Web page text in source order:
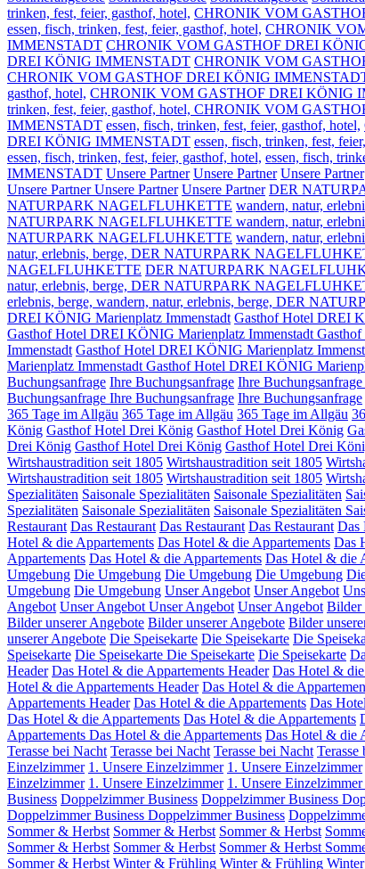
trinken, fest, feier, gasthof, hotel, CHRONIK VOM
essen, fisch, trinken, fest, feier, gasthof, hotel, CHRONIK
IMMENSTADT CHRONIK VOM GASTHOF DREI KÖNIG
DREI KÖNIG IMMENSTADT CHRONIK VOM
CHRONIK VOM GASTHOF DREI KÖNIG
gasthof, hotel, CHRONIK VOM GASTHOF DREI KÖNIG
trinken, fest, feier, gasthof, hotel, CHRONIK VOM
IMMENSTADT essen, fisch, trinken, fest, feier, gasthof, hotel,
DREI KÖNIG IMMENSTADT essen, fisch, trinken, fest,
essen, fisch, trinken, fest, feier, gasthof, hotel, essen, fisch,
IMMENSTADT Unsere Partner Unsere Partner Unsere Partner
Unsere PartnerUnsere Partner Unsere Partner DER
NATURPARK NAGELFLUHKETTE wandern, natur,
NATURPARK NAGELFLUHKETTE wandern, natur,
NATURPARK NAGELFLUHKETTE wandern, natur,
natur, erlebnis, berge, DER NATURPARK
NAGELFLUHKETTE DER NATURPARK
natur, erlebnis, berge, DER NATURPARK
erlebnis, berge, wandern, natur, erlebnis, berge, DER
DREI KÖNIG Marienplatz Immenstadt Gasthof Hotel DREI
Gasthof Hotel DREI KÖNIG Marienplatz Immenstadt
Immenstadt Gasthof Hotel DREI KÖNIG Marienplatz
Marienplatz Immenstadt Gasthof Hotel DREI KÖNIG
Buchungsanfrage Ihre Buchungsanfrage Ihre Buchungsanfrage
Buchungsanfrage Ihre Buchungsanfrage Ihre Buchungsanfrage
365 Tage im Allgäu 365 Tage im Allgäu 365 Tage im Allgäu
König Gasthof Hotel Drei König Gasthof Hotel Drei König
Drei König Gasthof Hotel Drei König Gasthof Hotel Drei
Wirtshaustradition seit 1805 Wirtshaustradition seit 1805
Wirtshaustradition seit 1805 Wirtshaustradition seit 1805
Spezialitäten Saisonale Spezialitäten Saisonale Spezialitäten
Spezialitäten Saisonale Spezialitäten Saisonale Spezialitäten
Restaurant Das Restaurant Das Restaurant Das Restaurant Das
Hotel & die Appartements Das Hotel & die Appartements Das
Appartements Das Hotel & die Appartements Das Hotel & die
Umgebung Die Umgebung Die Umgebung Die Umgebung
Umgebung Die Umgebung Unser Angebot Unser Angebot
Angebot Unser Angebot Unser Angebot Unser Angebot Bilder
Bilder unserer Angebote Bilder unserer Angebote Bilder
unserer Angebote Die Speisekarte Die Speisekarte Die
Speisekarte Die Speisekarte Die Speisekarte Die Speisekarte
Header Das Hotel & die Appartements Header Das Hotel &
Hotel & die Appartements Header Das Hotel & die
Appartements Header Das Hotel & die Appartements Das
Das Hotel & die Appartements Das Hotel & die Appartements
Appartements Das Hotel & die Appartements Das Hotel & die
Terasse bei Nacht Terasse bei Nacht Terasse bei Nacht Terasse
Einzelzimmer 1. Unsere Einzelzimmer 1. Unsere Einzelzimmer
Einzelzimmer 1. Unsere Einzelzimmer 1. Unsere Einzelzimmer
Business Doppelzimmer Business Doppelzimmer Business
Doppelzimmer Business Doppelzimmer Business
Sommer & Herbst Sommer & Herbst Sommer & Herbst
Sommer & Herbst Sommer & Herbst Sommer & Herbst
Sommer & Herbst Winter & Frühling Winter & Frühling